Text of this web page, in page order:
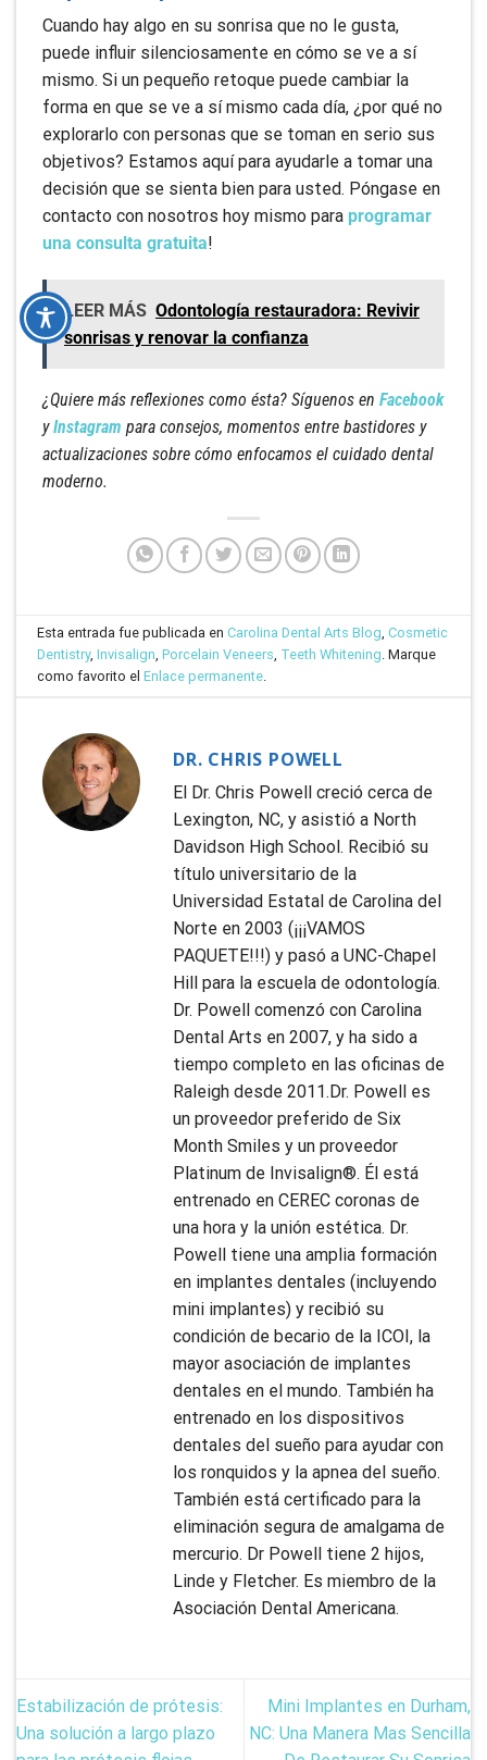
Cuando hay algo en su sonrisa que no le gusta,
puede influir silenciosamente en cómo se ve a sí
mismo. Si un pequeño retoque puede cambiar la
forma en que se ve a sí mismo cada día, ¿por qué no
explorarlo con personas que se toman en serio sus
objetivos? Estamos aquí para ayudarle a tomar una
decisión que se sienta bien para usted. Póngase en
contacto con nosotros hoy mismo para programar
una consulta gratuita!
LEER MÁS Odontología restauradora: Revivir
sonrisas y renovar la confianza
¿Quiere más reflexiones como ésta? Síguenos en Facebook
yInstagram para consejos, momentos entre bastidores y
actualizaciones sobre cómo enfocamos el cuidado dental
moderno.
Esta entrada fue publicada enCarolina Dental Arts Blog ,Cosmetic
Dentistry,Invisalign ,Porcelain Veneers Teeth Whitening . Marque
como favorito elEnlace permanente
DR. CHRIS POWELL
El Dr. Chris Powell creció cerca de
Lexington, NC, y asistió a North
Davidson High School. Recibió su
título universitario de la
Universidad Estatal de Carolina del
Norte en 2003 (¡¡¡VAMOS
PAQUETE!!!) y pasó a UNC-Chapel
Hill para la escuela de odontología.
Dr. Powell comenzó con Carolina
Dental Arts en 2007, y ha sido a
tiempo completo en las oficinas de
Raleigh desde 2011.Dr. Powell es
un proveedor preferido de Six
Month Smiles y un proveedor
Platinum de Invisalign®. Él está
entrenado en CEREC coronas de
una hora y la unión estética. Dr.
Powell tiene una amplia formación
en implantes dentales (incluyendo
mini implantes) y recibió su
condición de becario de la ICOI, la
mayor asociación de implantes
dentales en el mundo. También ha
entrenado en los dispositivos
dentales del sueño para ayudar con
los ronquidos y la apnea del sueño.
También está certificado para la
eliminación segura de amalgama de
mercurio. Dr Powell tiene 2 hijos,
Linde y Fletcher. Es miembro de la
Asociación Dental Americana.
Estabilización de prótesis:
Una solución a largo plazo
Mini Implantes en Durham,
NC: Una Manera Mas Sencilla